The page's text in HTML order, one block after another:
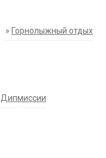
» Горнолыжный отдых
Дипмиссии